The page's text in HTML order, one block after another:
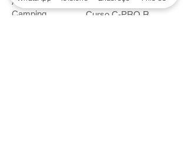
Camping
Curso CPA
Curso C-PRO R